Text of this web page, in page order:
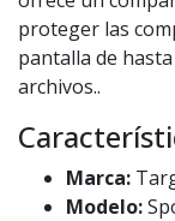
proteger las
pantalla de
archivos..
Marca:
Modelo: